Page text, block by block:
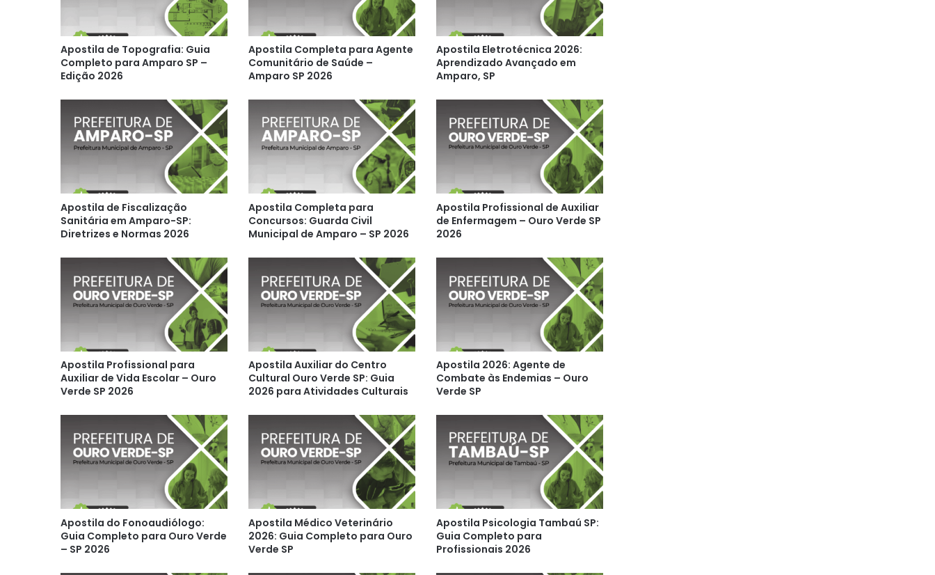
Apostila de Topografia: Guia
Completo para Amparo SP –
Edição 2026
Apostila Completa para Agente
Comunitário de Saúde –
Amparo SP 2026
Apostila Eletrotécnica 2026:
Aprendizado Avançado em
Amparo, SP
Apostila de Fiscalização
Sanitária em Amparo-SP:
Diretrizes e Normas 2026
Apostila Completa para
Concursos: Guarda Civil
Municipal de Amparo – SP 2026
Apostila Profissional de Auxiliar
de Enfermagem – Ouro Verde SP
2026
Apostila Profissional para
Auxiliar de Vida Escolar – Ouro
Verde SP 2026
Apostila Auxiliar do Centro
Cultural Ouro Verde SP: Guia
2026 para Atividades Culturais
Apostila 2026: Agente de
Combate às Endemias – Ouro
Verde SP
Apostila do Fonoaudiólogo:
Guia Completo para Ouro Verde
– SP 2026
Apostila Médico Veterinário
2026: Guia Completo para Ouro
Verde SP
Apostila Psicologia Tambaú SP:
Guia Completo para
Profissionais 2026